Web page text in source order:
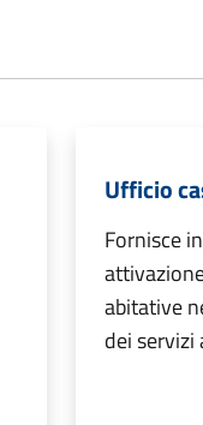
Ufficio
Fornisce
abitative
dei servizi